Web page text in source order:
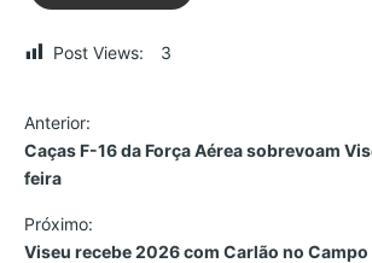
Post Views: 3
N
a
v
Anterior:
Caças F-16 da Força Aérea sobrevoam
feira
Próximo:
Viseu recebe 2026 com Carlão no